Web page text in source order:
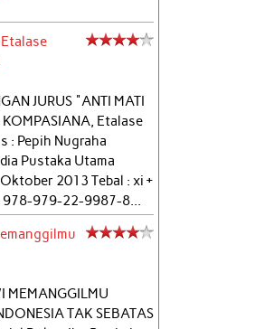
JURUS "ANTI MATI
Etalase
: Pepih Nugraha
Pustaka Utama
2013 Tebal : xi +
978-979-22-9987-8...
MEMANGGILMU
TAK SEBATAS